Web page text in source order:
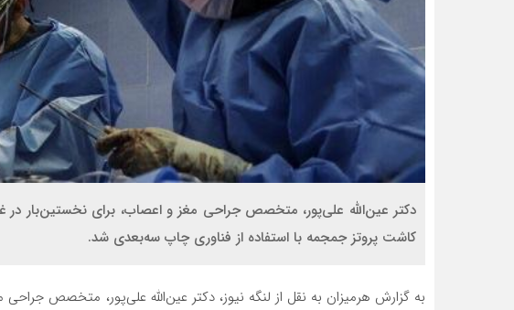
دکتر عین‌الله علی‌پور، متخصص جراحی مغز و اعصاب، برای نخستین‌بار در
کاشت پروتز جمجمه با استفاده از فناوری چاپ سه‌بعدی شد.
به گزارش هرمیزان به نقل از لنگه نیوز، دکتر عین‌الله علی‌پور، متخصص